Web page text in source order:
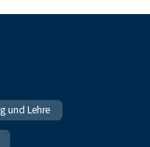
und Lehre